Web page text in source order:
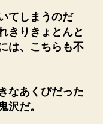
てしまうのだ
きりきょとんと
は、こちらも不
なあくびだった
沢だ。